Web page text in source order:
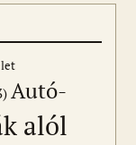
Autó-
alól